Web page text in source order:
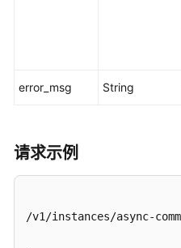
消
error_msg String
请求示例
/v1/instances/async-